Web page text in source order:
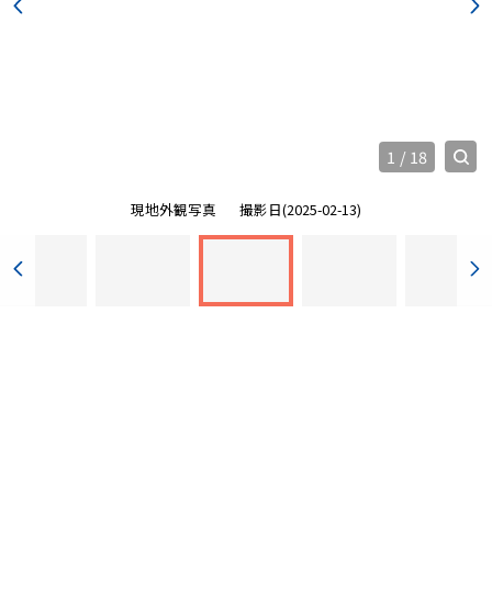
現地外観写真 撮影日(2025-02-13)
1 / 18